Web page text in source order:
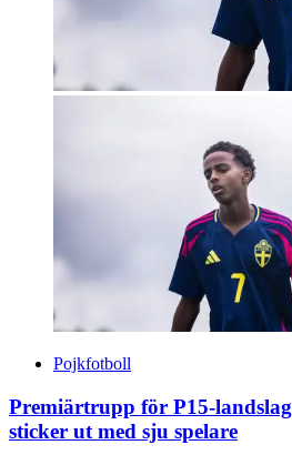
Pojkfotboll
Premiärtrupp för P15-
sticker ut med sju spelare